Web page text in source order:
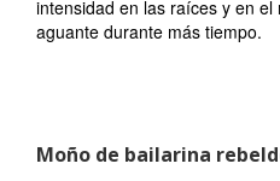
intensidad en las raíces y en
aguante durante más tiempo.
Moño de bailarina